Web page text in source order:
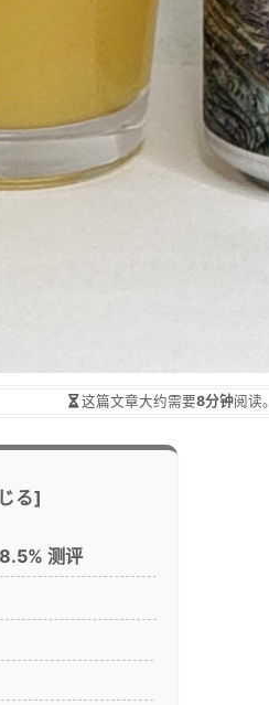
这篇文章大约需要8分钟阅读。
测评